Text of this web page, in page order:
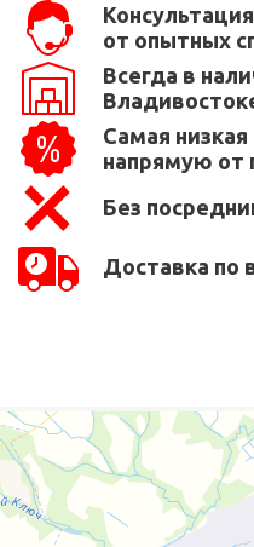
от опытных
Всегда в
Самая низкая
напрямую от
Без
Доставка по